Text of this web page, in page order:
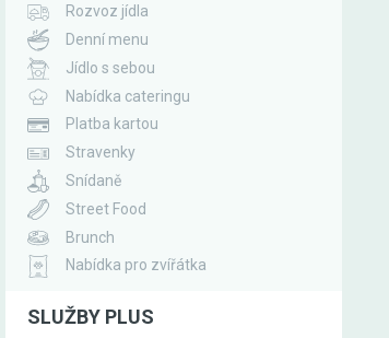
Rozvoz jídla
Denní menu
Jídlo s sebou
Nabídka cateringu
Platba kartou
Stravenky
Snídaně
Street Food
Brunch
Nabídka pro zvířátka
SLUŽBY PLUS